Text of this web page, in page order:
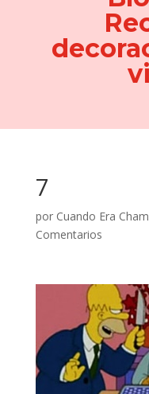
7
por Cuando Era
Comentarios